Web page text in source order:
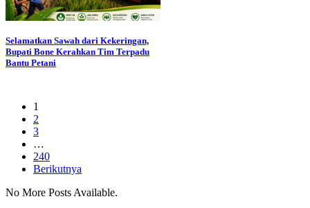
Selamatkan Sawah dari Kekeringan,
Bupati Bone Kerahkan Tim Terpadu
Bantu Petani
1
2
3
…
240
Berikutnya
No More Posts Available.